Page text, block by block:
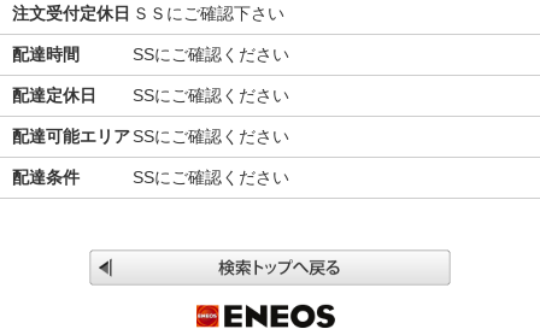
注文受付定休日 ＳＳにご確認下さい
配達時間 SSにご確認ください
配達定休日 SSにご確認ください
配達可能エリアSSにご確認ください
配達条件 SSにご確認ください